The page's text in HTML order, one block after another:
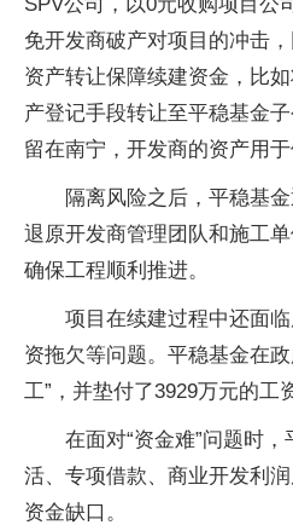
免开发商破产对项目的冲击
资产转让保障续建资金，比
产登记手段转让至平稳基金
留在南宁，开发商的资产用于
隔离风险之后，平稳基
退原开发商管理团队和施工
确保工程顺利推进。
项目在续建过程中还面
资拖欠等问题。平稳基金在
工”，并垫付了3929万元的工
在面对“资金难”问题时
活、专项借款、商业开发利
资金缺口。